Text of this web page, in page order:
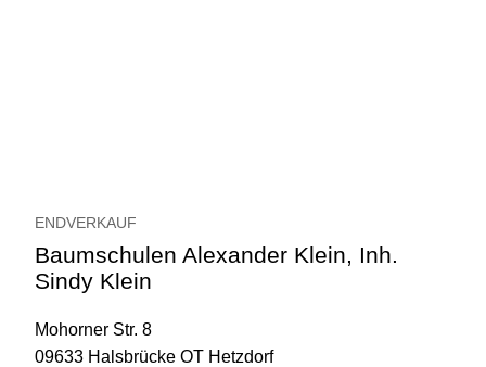
ENDVERKAUF
Baumschulen Alexander Klein, Inh.
Sindy Klein
Mohorner Str. 8
09633 Halsbrücke OT Hetzdorf